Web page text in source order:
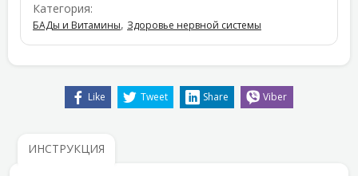
Категория:
БАДы и Витамины, Здоровье нервной системы
Like Tweet Share Viber
ИНСТРУКЦИЯ